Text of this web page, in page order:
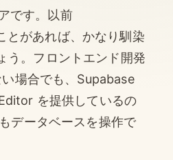
です。以前
とがあれば、かなり馴染
う。フロントエンド開発
場合でも、Supabase
を提供しているの
データベースを操作で